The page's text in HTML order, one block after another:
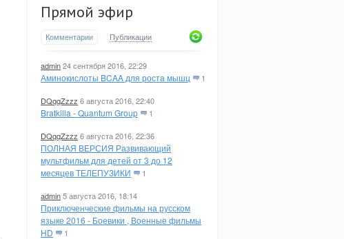
Прямой эфир
Комментарии Публикации
admin24 сентября 2016, 22:29
Аминокислоты BCAA для роста мышц 1
DQqqZzzz 6 августа 2016, 22:40
Bratkilla - Quantum Group 1
DQqqZzzz 6 августа 2016, 22:36
ПОЛНАЯ ВЕРСИЯ Развивающий
мультфильм для детей от 3 до 12
месяцев ТЕЛЕПУЗИКИ
1
admin5 августа 2016, 18:14
Приключенческие фильмы на русском
языке 2016 - Боевики , Военные фильмы
HD
1